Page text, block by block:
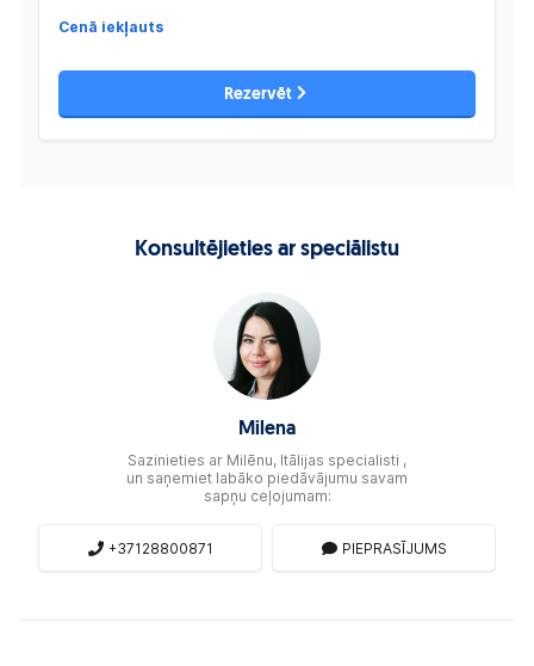
Cenā iekļauts
Rezervēt
Konsultējieties ar speciālistu
Milena
Sazinieties ar Milēnu, Itālijas specialisti ,
un saņemiet labāko piedāvājumu savam
sapņu ceļojumam:
+37128800871 PIEPRASĪJUMS